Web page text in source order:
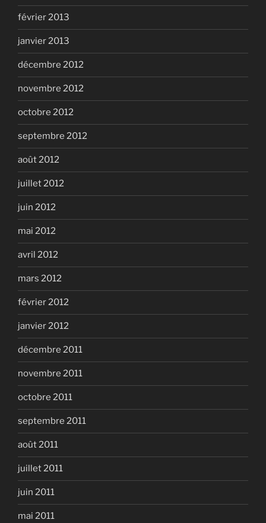
février 2013
janvier 2013
décembre 2012
novembre 2012
octobre 2012
septembre 2012
août 2012
juillet 2012
juin 2012
mai 2012
avril 2012
mars 2012
février 2012
janvier 2012
décembre 2011
novembre 2011
octobre 2011
septembre 2011
août 2011
juillet 2011
juin 2011
mai 2011